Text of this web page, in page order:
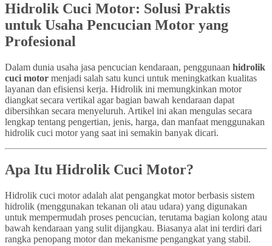
Hidrolik Cuci Motor: Solusi Praktis
untuk Usaha Pencucian Motor yang
Profesional
Dalam dunia usaha jasa pencucian kendaraan, penggunaan hidrolik
cuci motor menjadi salah satu kunci untuk meningkatkan kualitas
layanan dan efisiensi kerja. Hidrolik ini memungkinkan motor
diangkat secara vertikal agar bagian bawah kendaraan dapat
dibersihkan secara menyeluruh. Artikel ini akan mengulas secara
lengkap tentang pengertian, jenis, harga, dan manfaat menggunakan
hidrolik cuci motor yang saat ini semakin banyak dicari.
Apa Itu Hidrolik Cuci Motor?
Hidrolik cuci motor adalah alat pengangkat motor berbasis sistem
hidrolik (menggunakan tekanan oli atau udara) yang digunakan
untuk mempermudah proses pencucian, terutama bagian kolong atau
bawah kendaraan yang sulit dijangkau. Biasanya alat ini terdiri dari
rangka penopang motor dan mekanisme pengangkat yang stabil.